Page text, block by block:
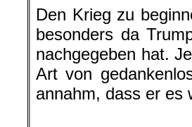
Den Krieg zu
besonders da
nachgegeben hat.
Art von
annahm, dass er es